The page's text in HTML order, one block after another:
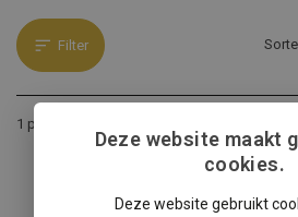
Filter
1 product
Volkswagen Golf 3
Deze website maakt
cookies.
Deze website gebruikt